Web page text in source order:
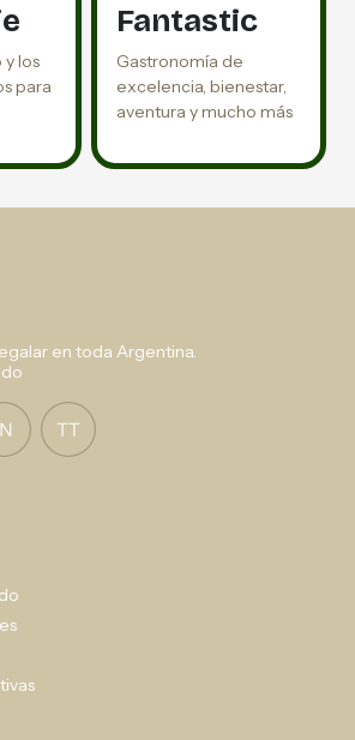
y los
para
Fantastic
Gastronomía de
excelencia, bienestar,
aventura y mucho más
en toda Argentina.